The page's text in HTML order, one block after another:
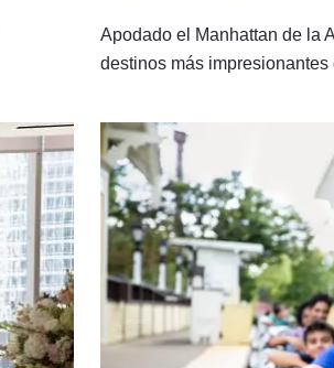
Apodado el Manhattan de la
destinos más
¡Divesión familiar a lo